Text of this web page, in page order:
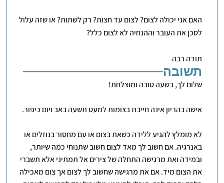
האם אני יכולה לצום? לצום עד חצות? רק לשתות? או שזה עלול
לסכן את העובר וההנחיה לא לצום כלל?
תודה רבה
תשובה
שלום לך, בשעה טובה ומוצלחת!
אישה בהריון אינה חייבת בצומות למעט תשעה באב ויום כיפור.
לא מומלץ להגיע ללידה כשאת בצום או עם מחסור בנוזלים או
באנרגיה. אם חשוב לך מאד לצום חשוב שתנוחי כמה שיותר,
ובמידה ואת מרגישה התחלה של צירים אל תמתיני אלא תשברי
את הצום מיד. אם את מרגישה שחשוב לך לצום אך צום מאכילה